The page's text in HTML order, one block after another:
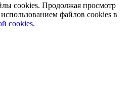
cookies. Продолжая просмотр
файлов cookies в
cookies.